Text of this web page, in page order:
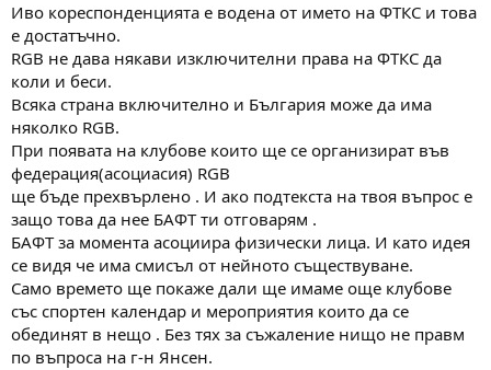
Иво кореспонденцията е водена от името на ФТКС и това
е достатъчно.
RGB не дава някави изключителни права на ФТКС да
коли и беси.
Всяка страна включително и България може да има
няколко RGB.
При появата на клубове които ще се организират във
федерация(асоциасия) RGB
ще бъде прехвърлено . И ако подтекста на твоя въпрос е
защо това да нее БАФТ ти отговарям .
БАФТ за момента асоциира физически лица. И като идея
се видя че има смисъл от нейното съществуване.
Само времето ще покаже дали ще имаме още клубове
със спортен календар и мероприятия които да се
обединят в нещо . Без тях за съжаление нищо не правм
по въпроса на г-н Янсен.